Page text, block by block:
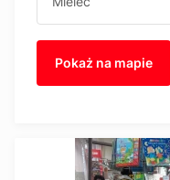
Pokaż na mapie